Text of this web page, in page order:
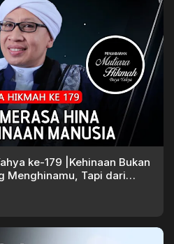
ke-179 |Kehinaan Bukan
Menghinamu, Tapi dari